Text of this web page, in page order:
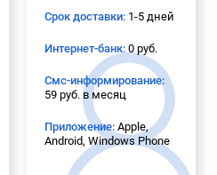
Срок доставки: 1-5 дней
Интернет-банк: 0 руб.
Смс-информирование:
59 руб. в месяц
Приложение: Apple,
Android, Windows Phone